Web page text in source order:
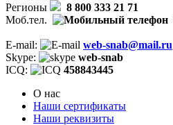
Регионы
8 800 333 21 71
Моб.тел.
E-mail:
web-snab@mail.ru
Skype:
web-snab
ICQ:
458843445
О нас
Наши сертификаты
Наши реквизиты